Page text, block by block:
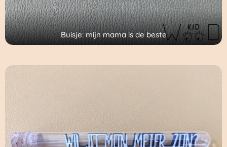
Buisje: mijn mama is de beste